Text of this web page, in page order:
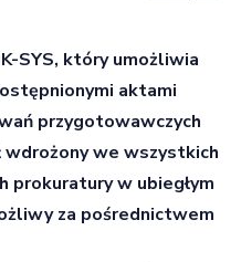
SYS, który umożliwia
aktami
przygotowawczych
wdrożony we wszystkich
prokuratury w ubiegłym
za pośrednictwem